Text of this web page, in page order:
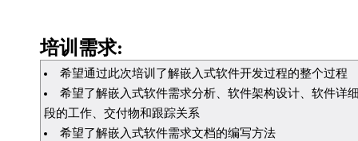
培训需求:
希望通过此次培训了解嵌入式软件开发过程的整个过程
希望了解嵌入式软件需求分析、软件架构设计、软件详
段的工作、交付物和跟踪关系
希望了解嵌入式软件需求文档的编写方法